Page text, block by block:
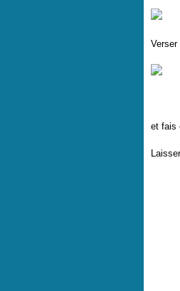
Verser
et fais